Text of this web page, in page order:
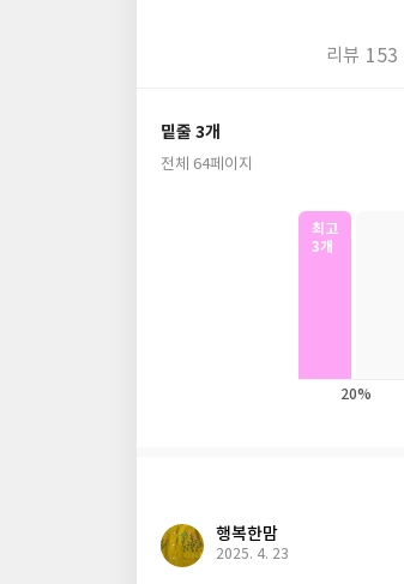
리뷰 153
밑줄 3개
전체 64페이지
최고
3개
20%
행복한맘
2025. 4. 23